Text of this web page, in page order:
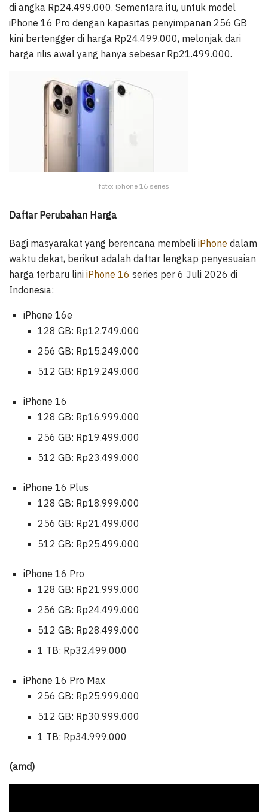
di angka Rp24.499.000. Sementara itu, untuk model
iPhone 16 Pro dengan kapasitas penyimpanan 256 GB
kini bertengger di harga Rp24.499.000, melonjak dari
harga rilis awal yang hanya sebesar Rp21.499.000.
foto: iphone 16 series
Daftar Perubahan Harga
Bagi masyarakat yang berencana membeli iPhone dalam
waktu dekat, berikut adalah daftar lengkap penyesuaian
harga terbaru lini iPhone 16 series per 6 Juli 2026 di
Indonesia:
iPhone 16e
128 GB: Rp12.749.000
256 GB: Rp15.249.000
512 GB: Rp19.249.000
iPhone 16
128 GB: Rp16.999.000
256 GB: Rp19.499.000
512 GB: Rp23.499.000
iPhone 16 Plus
128 GB: Rp18.999.000
256 GB: Rp21.499.000
512 GB: Rp25.499.000
iPhone 16 Pro
128 GB: Rp21.999.000
256 GB: Rp24.499.000
512 GB: Rp28.499.000
1 TB: Rp32.499.000
iPhone 16 Pro Max
256 GB: Rp25.999.000
512 GB: Rp30.999.000
1 TB: Rp34.999.000
(amd)